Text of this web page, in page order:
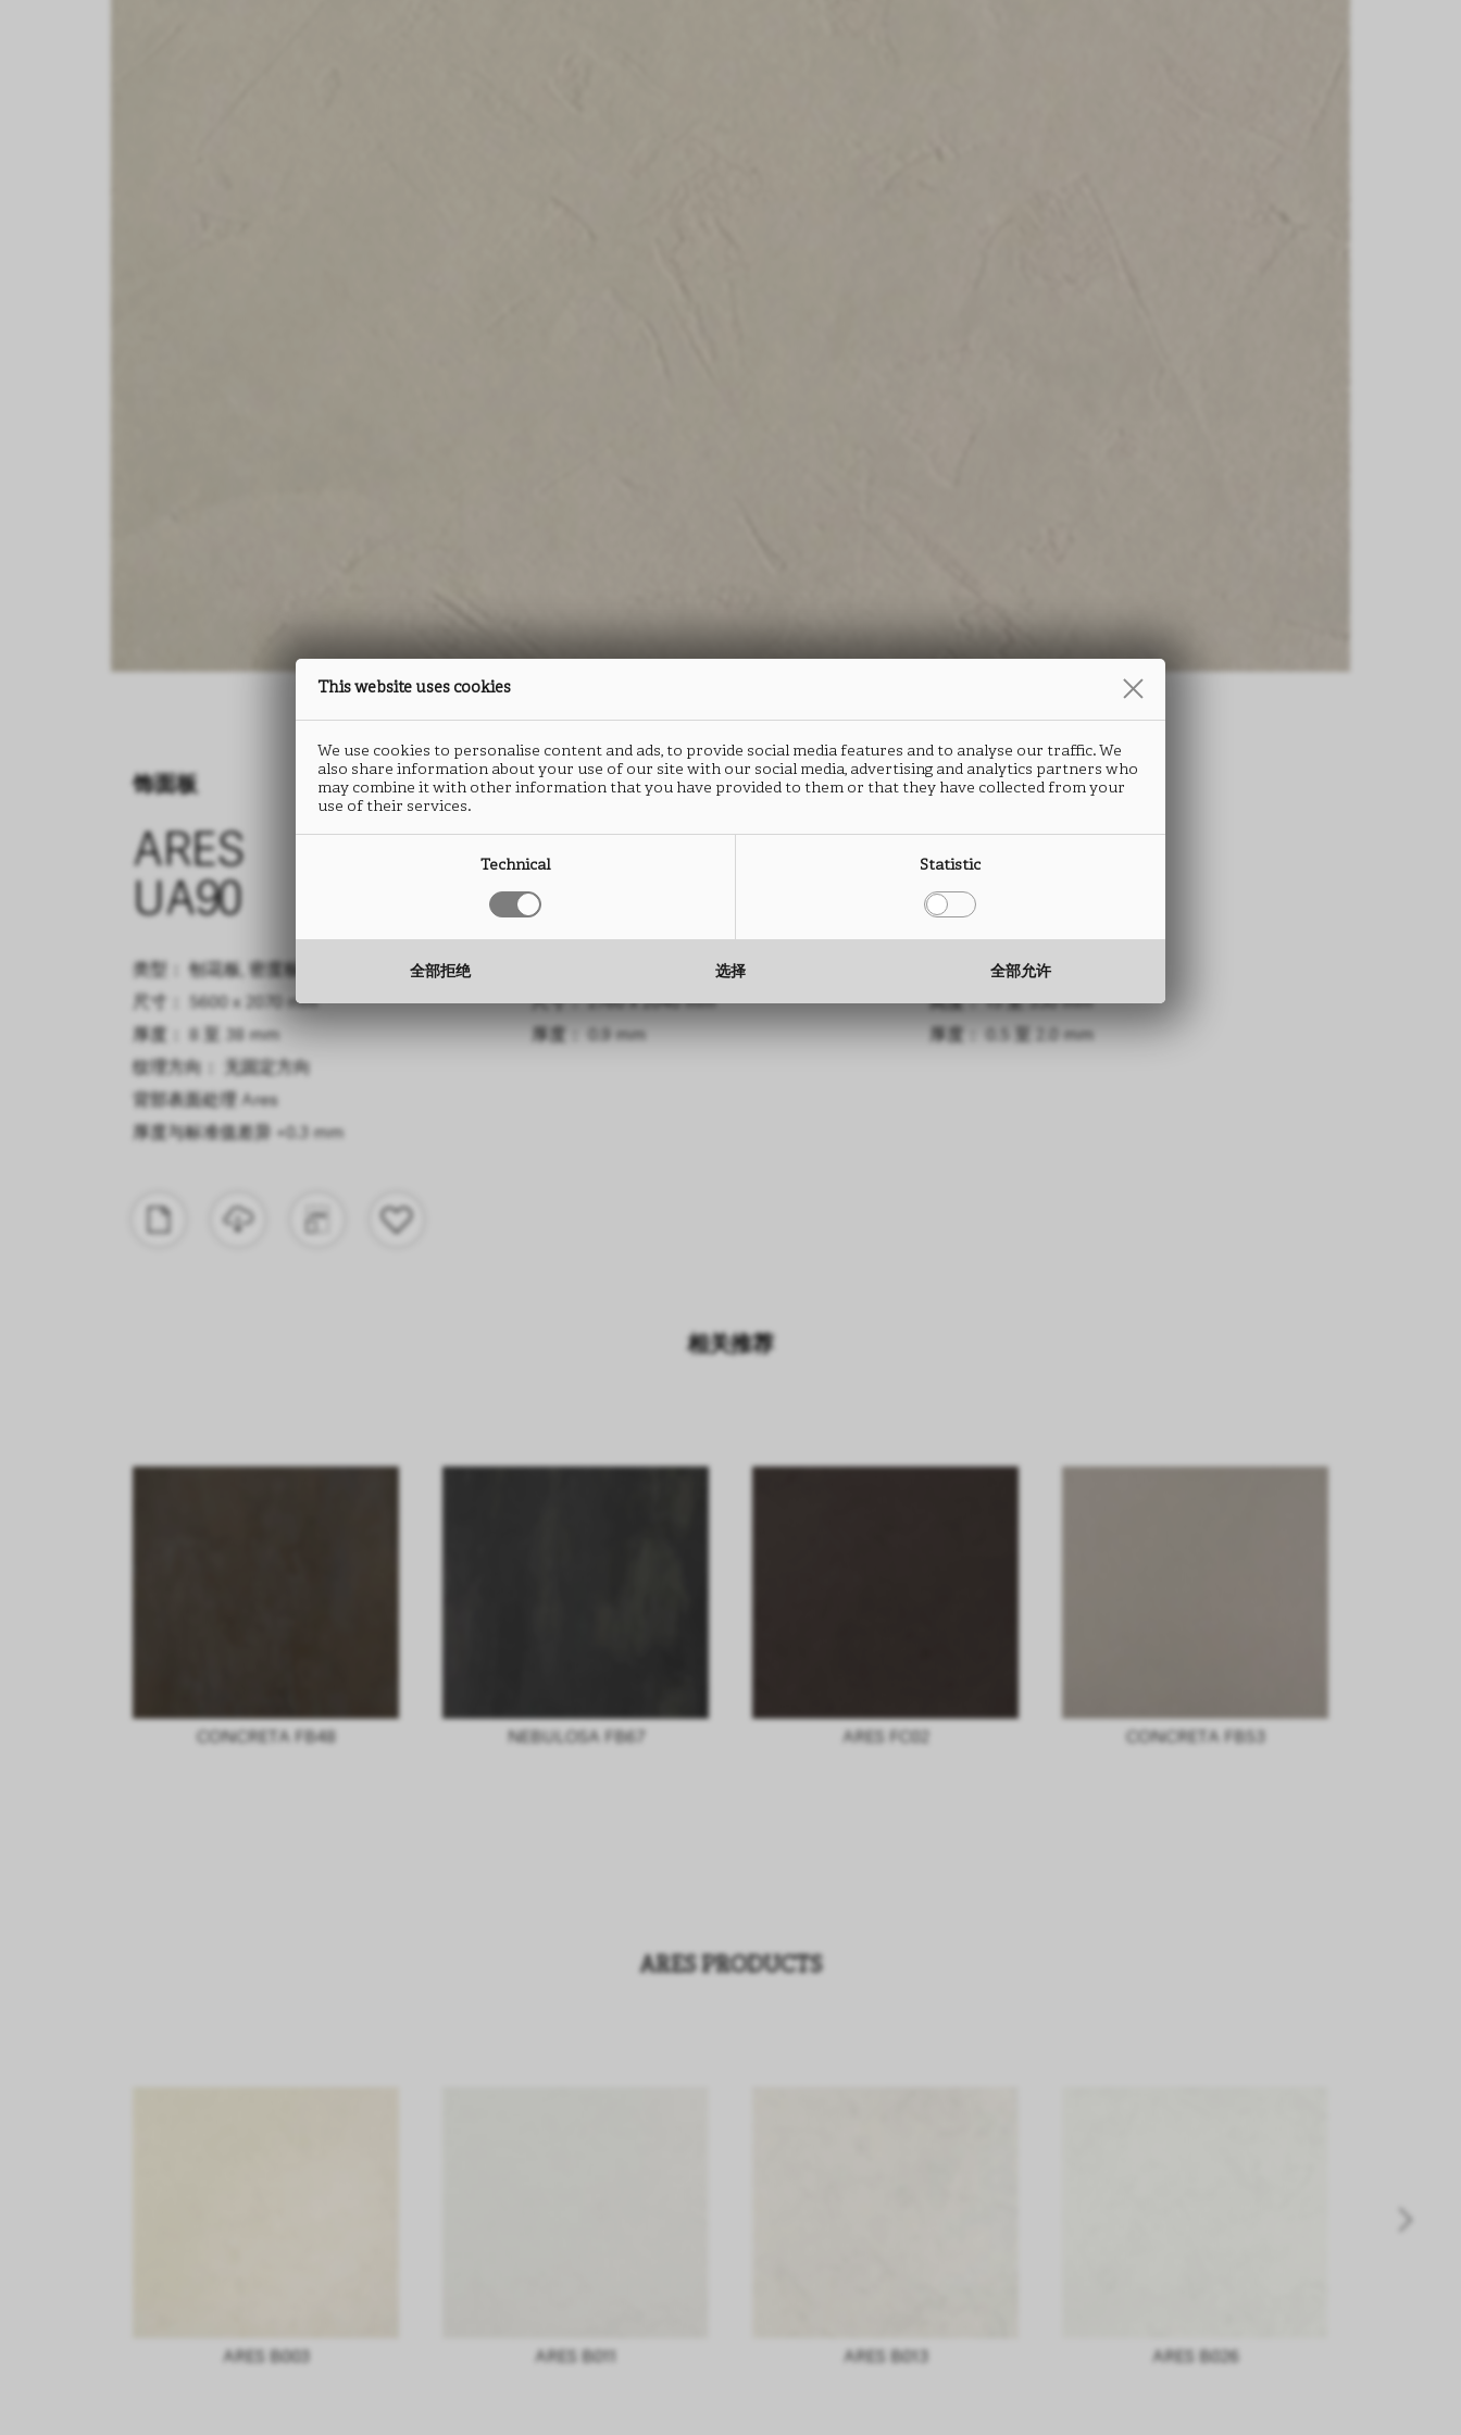
饰面板
ARES
UA90
类型： 刨花板, 密度板
尺寸： 5600 x 2070 mm
厚度： 8 至 38 mm
纹理方向： 无固定方向
背部表面处理 Ares
厚度与标准值差异 +0.3 mm
防火板
ARES
UA90
尺寸： 2760 x 2040 mm
厚度： 0.9 mm
封边条
ARES
UA90
类型： ABS封边条
高度： 15 至 330 mm
厚度： 0.5 至 2.0 mm
相关推荐
CONCRETA FB48 NEBULOSA FB67 ARES FC02 CONCRETA FB53
ARES PRODUCTS
ARES B003 ARES B011 ARES B013 ARES B026
This website uses cookies
We use cookies to personalise content and ads, to provide social media features and to analyse our traffic. We
also share information about your use of our site with our social media, advertising and analytics partners who
may combine it with other information that you have provided to them or that they have collected from your
use of their services.
Technical Statistic
全部拒绝 选择 全部允许